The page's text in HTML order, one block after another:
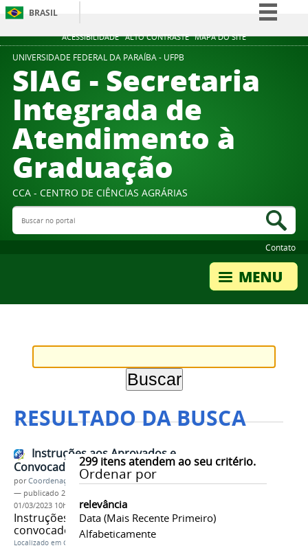
ACESSIBILIDADE ALTO CONTRASTE MAPA DO SITE
BRASIL
Simplifique!
Participe
Acesso à informação
Legislação
Canais
UNIVERSIDADE FEDERAL DA PARAÍBA - UFPB
SIAG - Secretaria
Integrada de
Atendimento à
Graduação
CCA - CENTRO DE CIÊNCIAS AGRÁRIAS
Buscar no portal
Contato
RESULTADO DA BUSCA
299itens atendem ao seu critério.
Ordenar por
relevância
Data (mais Recente Primeiro)
Alfabeticamente
Instruções aos Aprovados e
Convocados via SiSU
porCoordenação
— publicado 27/02/2023
01/03/2023 10h17
Instruções aos aprovados e
convocados via SiSU
Localizado em Contents